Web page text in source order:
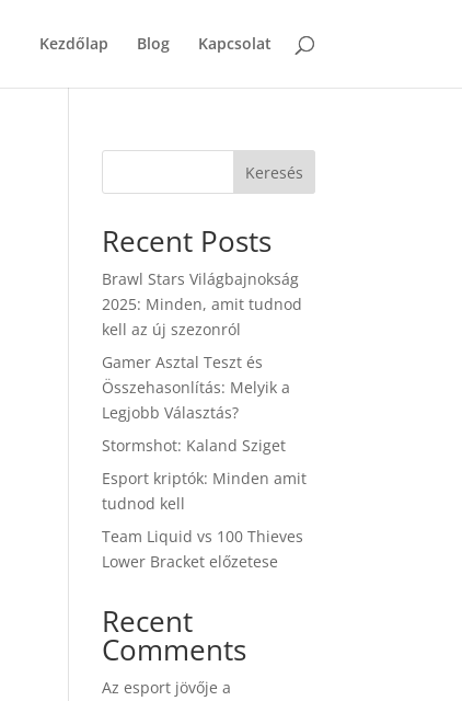
Kezdőlap Blog Kapcsolat
Keresés
Recent Posts
Brawl Stars Világbajnokság
2025: Minden, amit tudnod
kell az új szezonról
Gamer Asztal Teszt és
Összehasonlítás: Melyik a
Legjobb Választás?
Stormshot: Kaland Sziget
Esport kriptók: Minden amit
tudnod kell
Team Liquid vs 100 Thieves
Lower Bracket előzetese
Recent
Comments
Az esport jövője a